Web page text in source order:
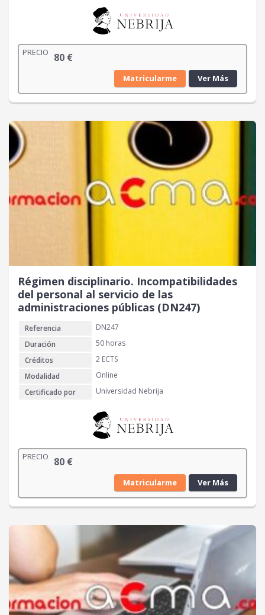
PRECIO 80 €
Matricularme Ver Más
Régimen disciplinario. Incompatibilidades
del personal al servicio de las
administraciones públicas (DN247)
Referencia
DN247
Duración
50 horas
Créditos
2 ECTS
Modalidad
Online
Certificado por
Universidad Nebrija
PRECIO 80 €
Matricularme Ver Más